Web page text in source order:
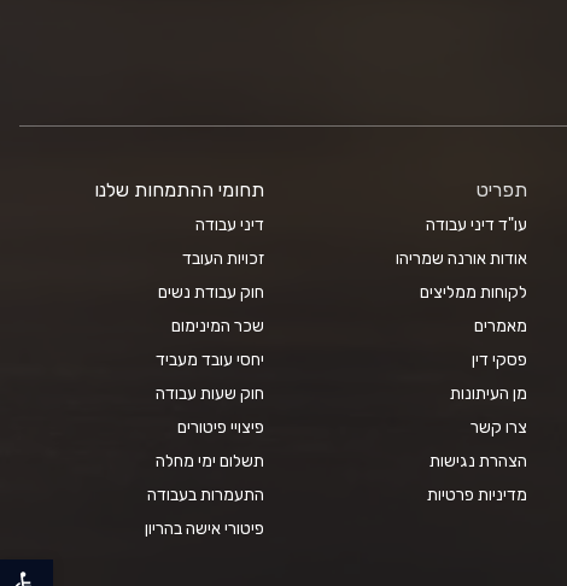
פתח
תפריט
עו"ד דיני עבודה
אודות אורנה שמריהו
לקוחות ממליצים
מאמרים
פסקי דין
מן העיתונות
צרו קשר
הצהרת נגישות
מדיניות פרטיות
תחומי ההתמחות שלנו
דיני עבודה
זכויות העובד
חוק עבודת נשים
שכר המינימום
יחסי עובד מעביד
חוק שעות עבודה
פיצויי פיטורים
תשלום ימי מחלה
התעמרות בעבודה
פיטורי אישה בהריון